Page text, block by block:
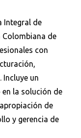
Integral de
Colombiana de
con
Incluye un
la solución de
de
y gerencia de